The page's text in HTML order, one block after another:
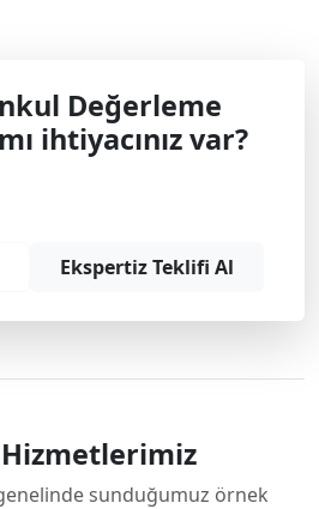
Değerleme
ihtiyacınız var?
Ekspertiz Teklifi Al
sunduğumuz örnek